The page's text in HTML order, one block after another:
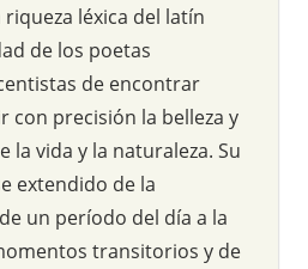
léxica del latín
de los poetas
de encontrar
con precisión la belleza y
la vida y la naturaleza. Su
extendido de la
un período del día a la
transitorios y de